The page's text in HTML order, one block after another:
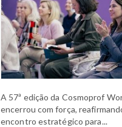
A 57ª edição da Cosmoprof
encerrou com força,
encontro estratégico para...